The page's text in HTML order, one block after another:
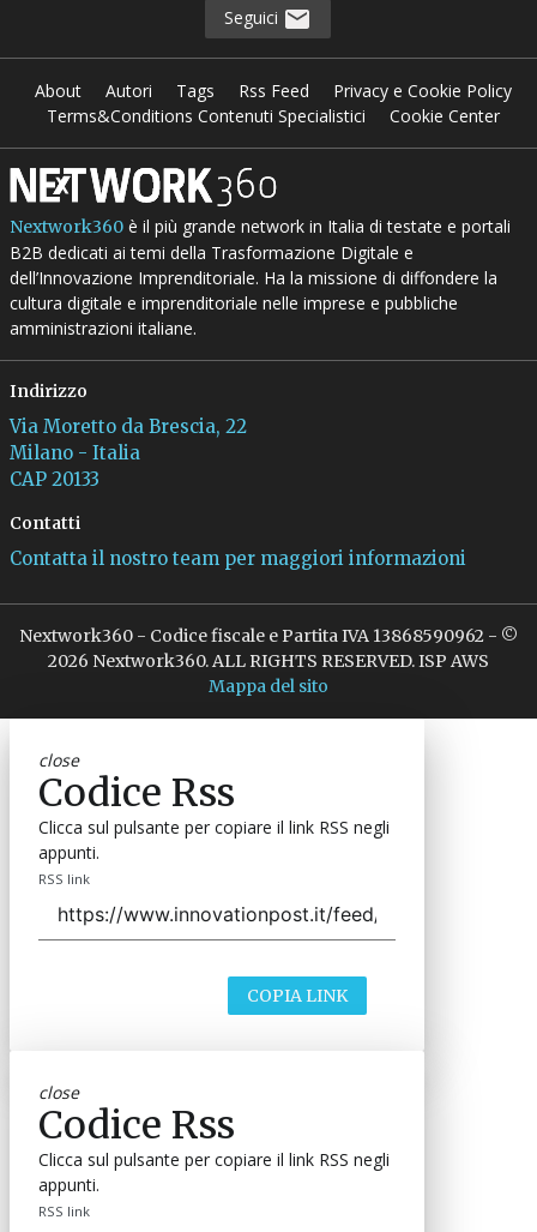
Seguici
About Autori Tags Rss Feed
Privacy e Cookie Policy
Terms&Conditions Contenuti Specialistici
Cookie Center
Nextwork360è il più grande network in Italia di testate e portali
B2B dedicati ai temi della Trasformazione Digitale e
dell’Innovazione Imprenditoriale. Ha la missione di diffondere la
cultura digitale e imprenditoriale nelle imprese e pubbliche
amministrazioni italiane.
Indirizzo
Via Moretto da Brescia, 22
Milano - Italia
CAP 20133
Contatti
Contatta il nostro team per maggiori informazioni
Nextwork360 - Codice fiscale e Partita IVA 13868590962 - ©
2026 Nextwork360. ALL RIGHTS RESERVED. ISP AWS
Mappa del sito
close
Codice Rss
Clicca sul pulsante per copiare il link RSS negli
appunti.
RSS link
COPIA LINK
close
Codice Rss
Clicca sul pulsante per copiare il link RSS negli
appunti.
RSS link